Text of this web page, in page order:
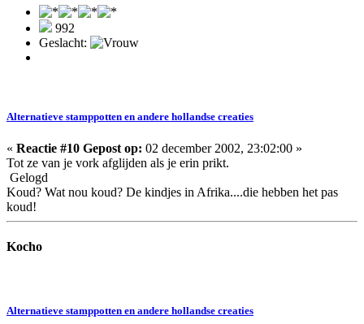
992
Geslacht:
Alternatieve stamppotten en andere hollandse creaties
« Reactie #10 Gepost op: 02 december 2002, 23:02:00 »
Tot ze van je vork afglijden als je erin prikt.
Gelogd
Koud? Wat nou koud? De kindjes in Afrika....die hebben het pas
koud!
Kocho
Alternatieve stamppotten en andere hollandse creaties